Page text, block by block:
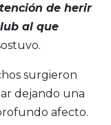
de herir
al que
surgieron
dejando una
afecto.